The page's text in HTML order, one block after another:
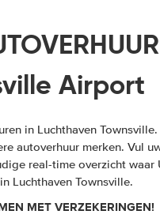
Airport
in Luchthaven
autoverhuur merken. Vul
real-time overzicht
Luchthaven Townsville.
MET VERZEKERINGEN!